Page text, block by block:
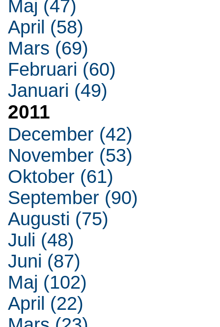
Maj (47)
April (58)
Mars (69)
Februari (60)
Januari (49)
2011
December (42)
November (53)
Oktober (61)
September (90)
Augusti (75)
Juli (48)
Juni (87)
Maj (102)
April (22)